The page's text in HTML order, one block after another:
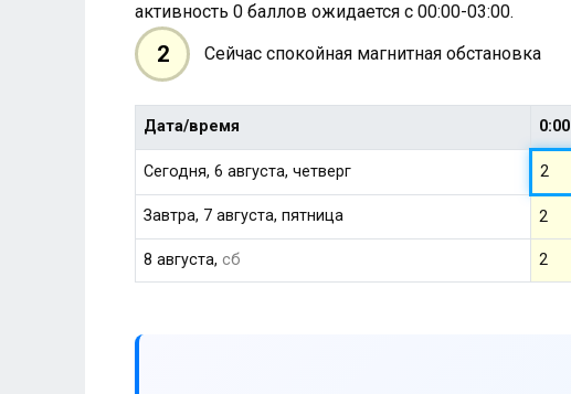
активность 0 баллов ожидается с 00:00-03:00.
2 Сейчас спокойная магнитная обстановка
Дата/время 0:00
Сегодня, 6 августа, четверг 2
Завтра, 7 августа, пятница 2
8 августа, сб 2